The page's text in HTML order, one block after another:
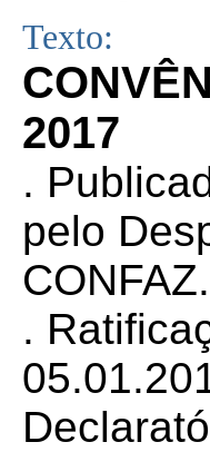
Texto:
2017
.
pelo
CONFAZ.
.